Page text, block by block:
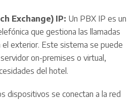
Exchange) IP: Un PBX IP es un
que gestiona las llamadas
exterior. Este sistema se puede
on-premises o virtual,
del hotel.
dispositivos se conectan a la red